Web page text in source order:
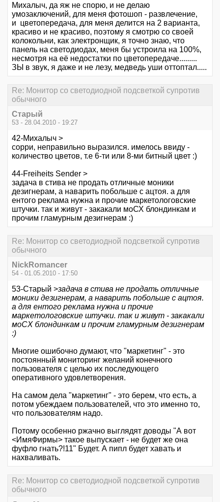
Михалыч, да яж не спорю, и не делаю
умозаключений, для меня фотошоп - развлечение,
и цветопередача, для меня делится на 2 варианта,
красиво и не красиво, поэтому я смотрю со своей
колокольни, как электронщик, я точно знаю, что
панель на светодиодах, меня бы устроила на 100%,
несмотря на её недостатки по цветопередаче.........
ЗЫ в звук, я даже и не лезу, медведь уши оттоптал.....
Re: Монитор со светодиодной подсветкой супротив
обычного
Старый
53 - 28.04.2010 - 19:27
42-Михалыч >
сорри, неправильно выразился. имелось ввиду -
количество цветов, т.е 6-ти или 8-ми битный цвет :)
44-Freiheits Sender >
задача в стива не продать отличные моники
дезигнерам, а наварить побольше с ацтоя. а для
ентого реклама нужна и прочие маркетологовские
штучки. так и живут - закакали моСХ блондинкам и
прочим гламурным дезигнерам :)
Re: Монитор со светодиодной подсветкой супротив
обычного
NickRomancer
54 - 01.05.2010 - 17:50
53-Старый >задача в стива не продать отличные
моники дезигнерам, а наварить побольше с ацтоя.
а для ентого реклама нужна и прочие
маркетологовские штучки. так и живут - закакали
моСХ блондинкам и прочим гламурным дезигнерам
:)
Многие ошибочно думают, что "маркетинг" - это
постоянный мониторинг желаний конечного
пользователя с целью их последующего
оперативного удовлетворения.
На самом дела "маркетинг" - это берем, что есть, а
потом убеждаем пользователей, что это именно то,
что пользователям надо.
Потому особенно ржачно выглядят доводы "А вот
<ИмяФирмы> такое выпускает - не будет же она
фуфло гнать?!11" Будет. А пипл будет хавать и
нахваливать.
Re: Монитор со светодиодной подсветкой супротив
обычного